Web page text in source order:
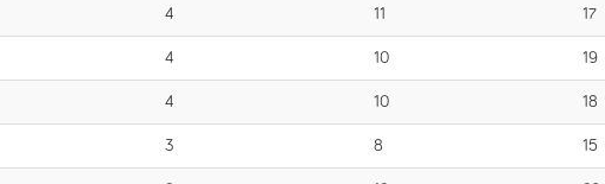
4 11 17
4 10 19
4 10 18
3 8 15